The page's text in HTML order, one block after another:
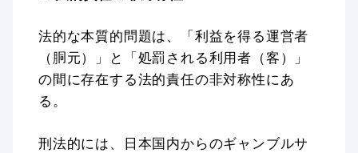
法的な本質的問題は、「利益を得る運営者
（胴元）」と「処罰される利用者（客）」
の間に存在する法的責任の非対称性にあ
る。
刑法的には、日本国内からのギャンブルサ